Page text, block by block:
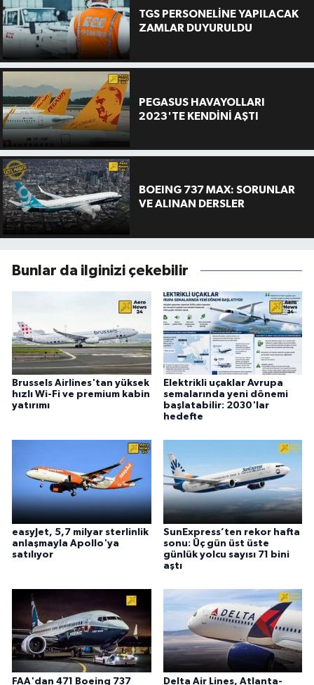
TGS PERSONELİNE YAPILACAK
ZAMLAR DUYURULDU
PEGASUS HAVAYOLLARI
2023'TE KENDİNİ AŞTI
BOEING 737 MAX: SORUNLAR
VE ALINAN DERSLER
Bunlar da ilginizi çekebilir
Brussels Airlines'tan yüksek
hızlı Wi-Fi ve premium kabin
yatırımı
Elektrikli uçaklar Avrupa
semalarında yeni dönemi
başlatabilir: 2030'lar
hedefte
easyJet, 5,7 milyar sterlinlik
anlaşmayla Apollo'ya
satılıyor
SunExpress’ten rekor hafta
sonu: Üç gün üst üste
günlük yolcu sayısı 71 bini
aştı
FAA'dan 471 Boeing 737 Delta Air Lines, Atlanta-